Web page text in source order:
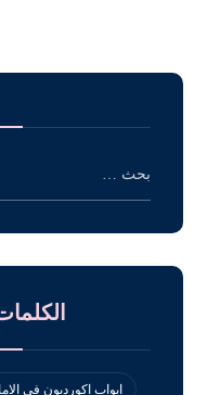
ابواب اكورديون في